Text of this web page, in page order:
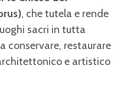
, che tutela e rende
sacri in tutta
conservare, restaurare
e artistico